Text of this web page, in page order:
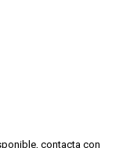
contacta con